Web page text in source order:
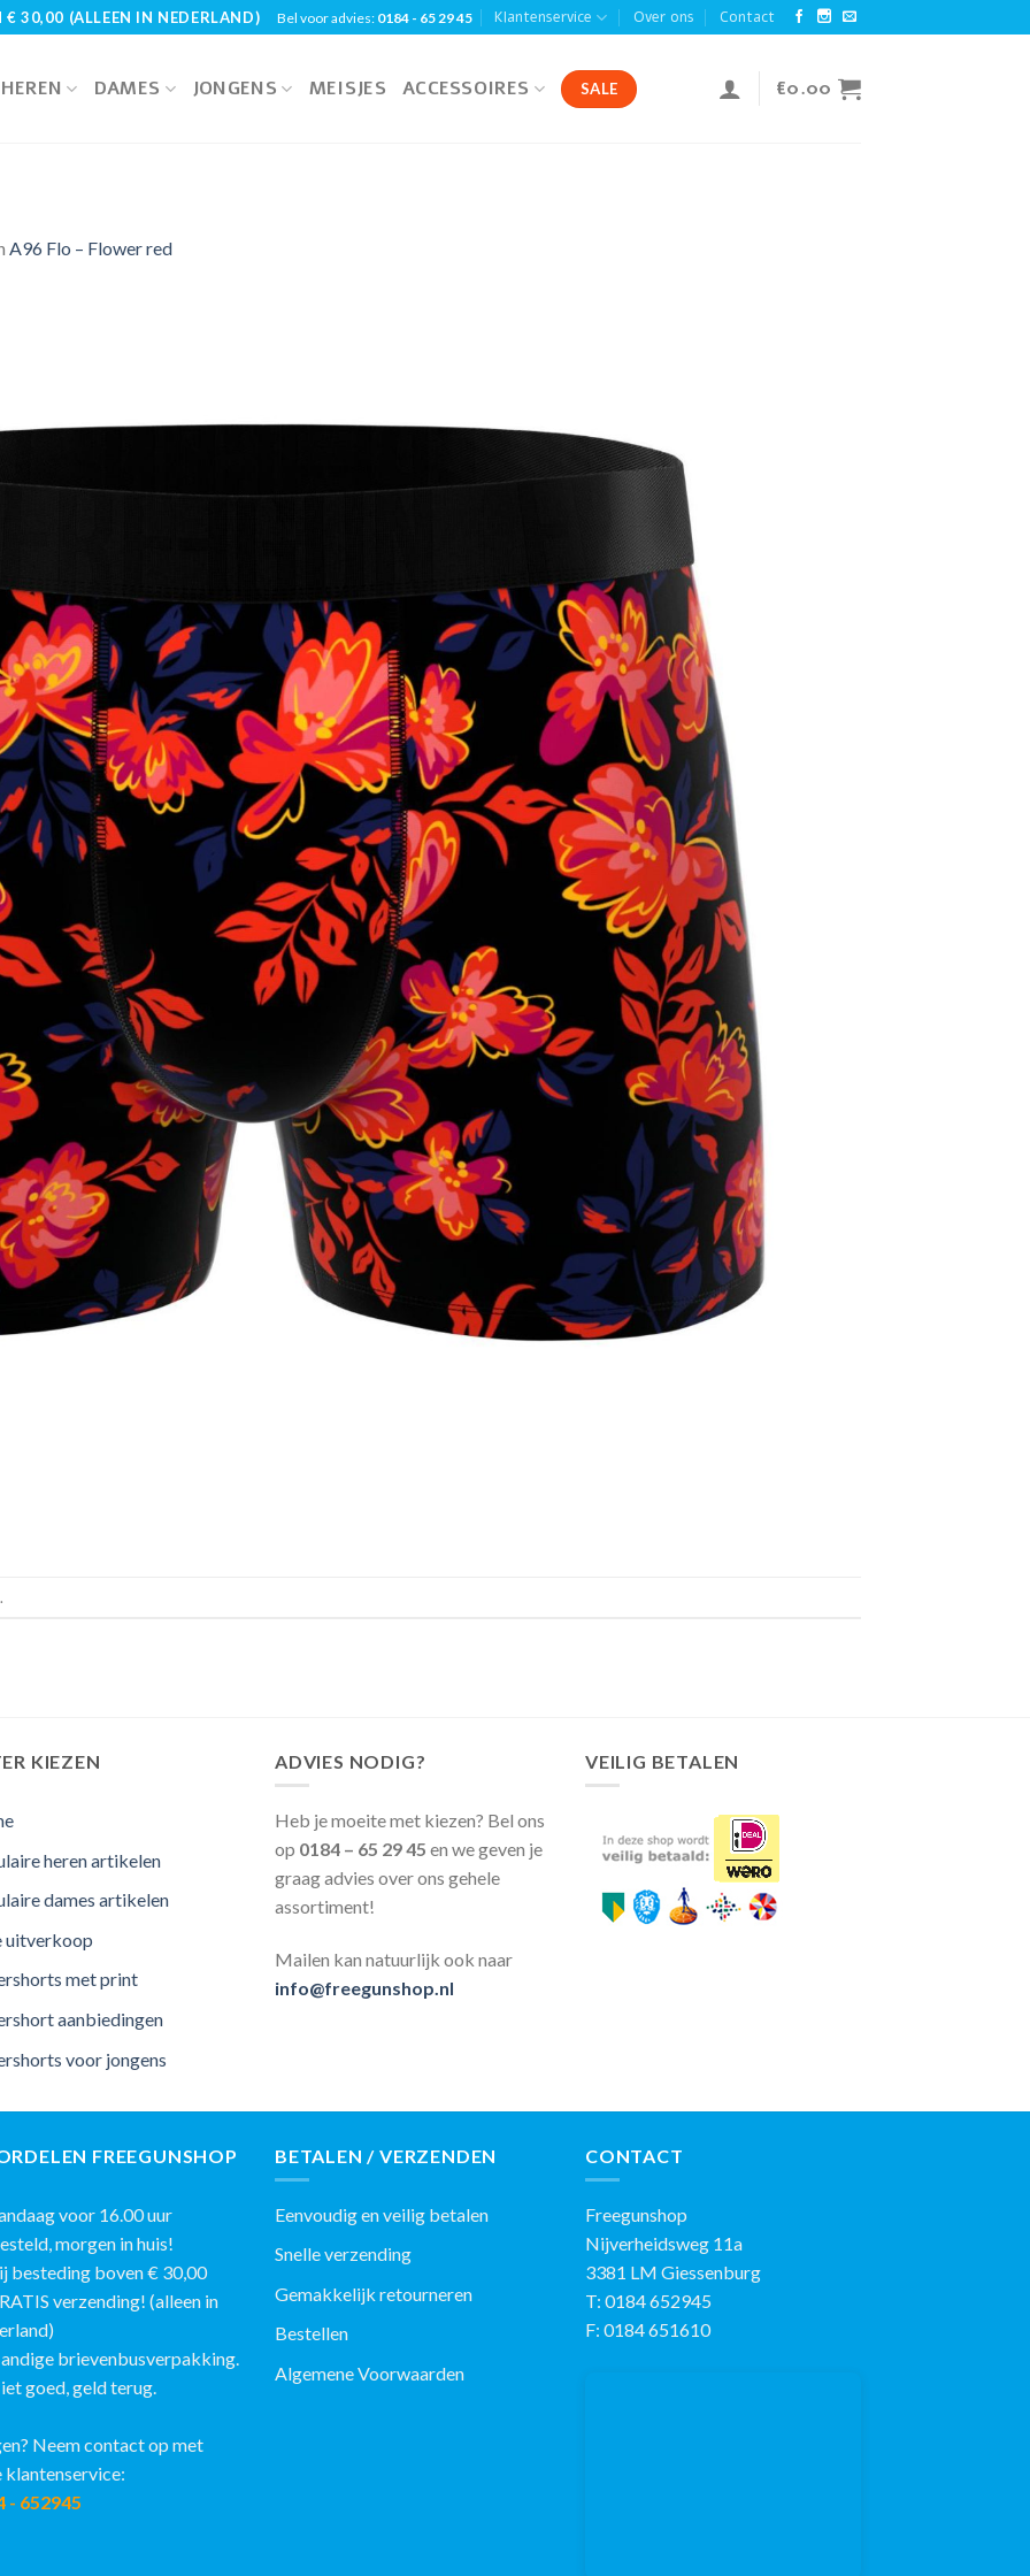
30,00 (ALLEEN IN NEDERLAND) Bel voor advies: 0184 - 65 29 45 Klantenservice Over ons Contact
HEREN DAMES JONGENS MEISJES ACCESSOIRES SALE €0.00
A96 Flo – Flower red
KIEZEN
heren artikelen
dames artikelen
uitverkoop
met print
aanbiedingen
voor jongens
ADVIES NODIG?
Heb je moeite met kiezen? Bel ons
op 0184 – 65 29 45 en we geven je
graag advies over ons gehele
assortiment!
Mailen kan natuurlijk ook naar
info@freegunshop.nl
VEILIG BETALEN
FREEGUNSHOP
voor 16.00 uur
morgen in huis!
besteding boven € 30,00
verzending! (alleen in
brievenbusverpakking.
goed, geld terug.
Neem contact op met
klantenservice:
- 652945
BETALEN / VERZENDEN
Eenvoudig en veilig betalen
Snelle verzending
Gemakkelijk retourneren
Bestellen
Algemene Voorwaarden
CONTACT
Freegunshop
Nijverheidsweg 11a
3381 LM Giessenburg
T: 0184 652945
F: 0184 651610